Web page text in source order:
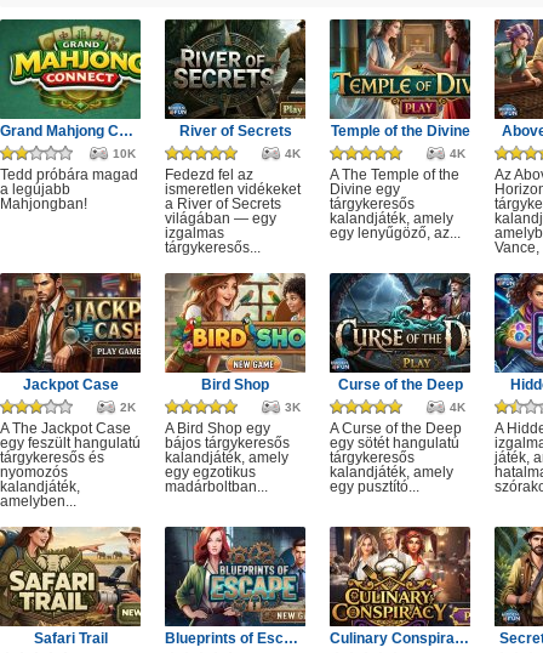
Grand Mahjong Connect
10K
Tedd próbára magad
a legújabb
Mahjongban!
River of Secrets
4K
Fedezd fel az
ismeretlen vidékeket
a River of Secrets
világában — egy
izgalmas
tárgykeresős...
Temple of the Divine
4K
A The Temple of the
Divine egy
tárgykeresős
kalandjáték, amely
egy lenyűgöző, az...
Az
Vance,
Jackpot Case
2K
A The Jackpot Case
egy feszült hangulatú
tárgykeresős és
nyomozós
kalandjáték,
amelyben...
Bird Shop
3K
A Bird Shop egy
bájos tárgykeresős
kalandjáték, amely
egy egzotikus
madárboltban...
Curse of the Deep
4K
A Curse of the Deep
egy sötét hangulatú
tárgykeresős
kalandjáték, amely
egy pusztító...
A
játék,
Safari Trail Blueprints of Escape Culinary Conspiracy